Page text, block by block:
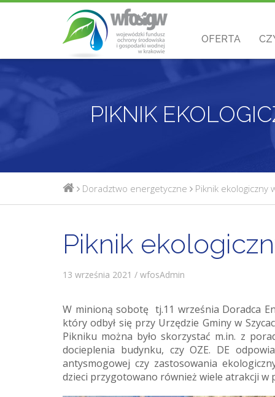
OFERTA
PIKNIK
Doradztwo energetyczne Piknik ekologiczny
Piknik
13 września 2021 / wfosAdmin
W minioną sobotę tj.11 września Doradca
który odbył się przy Urzędzie Gminy w
Pikniku można było skorzystać m.in. z
docieplenia budynku, czy OZE. DE
antysmogowej czy zastosowania
dzieci przygotowano również wiele atrakcji